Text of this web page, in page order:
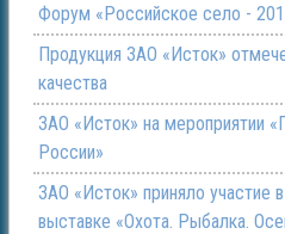
Форум «Российское село -
Продукция ЗАО «Исток»
качества
ЗАО «Исток» на мероприятии
России»
ЗАО «Исток» приняло участие
выставке «Охота. Рыбалка.